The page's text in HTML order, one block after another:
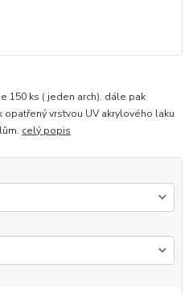
150 ks ( jeden arch). dále pak
opatřený vrstvou UV akrylového laku
celý popis